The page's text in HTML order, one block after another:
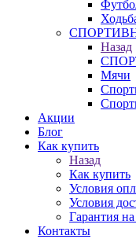
Назад
Мячи
Акции
Блог
Как купить
Назад
Как купить
Условия
Условия
Гарантия
Контакты